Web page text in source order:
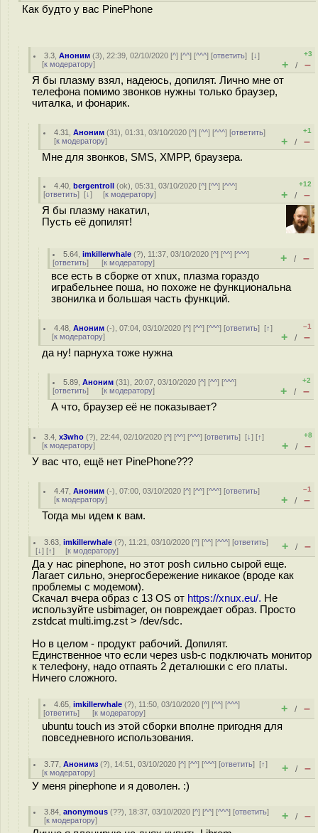
Как будто у вас PinePhone
3.3 ,Аноним (3), 22:39, 02/10/2020 [^] [^^] [^^^] [ответить][↓]
[к модератору]
+3
+ / –
Я бы плазму взял, надеюсь, допилят. Лично мне от
телефона помимо звонков нужны только браузер,
читалка, и фонарик.
4.31 ,Аноним (31), 01:31, 03/10/2020 [^] [^^] [^^^] [ответить]
[к модератору]
+1
+ / –
Мне для звонков, SMS, XMPP, браузера.
4.40 ,bergentroll (ok), 05:31, 03/10/2020 [^] [^^] [^^^]
[ответить] [↓] [к модератору]
+12
+ / –
Я бы плазму накатил,
Пусть её допилят!
5.64 ,imkillerwhale (?), 11:37, 03/10/2020 [^] [^^] [^^^]
[ответить] [к модератору] + / –
все есть в сборке от xnux, плазма гораздо
играбельнее поша, но похоже не функциональна
звонилка и большая часть функций.
4.48 ,Аноним (-), 07:04, 03/10/2020 [^] [^^] [^^^] [ответить][↑]
[к модератору]
–1
+ / –
да ну! парнуха тоже нужна
5.89 ,Аноним (31), 20:07, 03/10/2020 [^] [^^] [^^^]
[ответить] [к модератору]
+2
+ / –
А что, браузер её не показывает?
3.4 ,x3who (?), 22:44, 02/10/2020 [^] [^^] [^^^] [ответить][↓] [↑]
[к модератору]
+8
+ / –
У вас что, ещё нет PinePhone???
4.47 ,Аноним (-), 07:00, 03/10/2020 [^] [^^] [^^^] [ответить]
[к модератору]
–1
+ / –
Тогда мы идем к вам.
3.63 ,imkillerwhale (?), 11:21, 03/10/2020 [^] [^^] [^^^] [ответить]
[↓] [↑] [к модератору] + / –
Да у нас pinephone, но этот posh сильно сырой еще.
Лагает сильно, энергосбережение никакое (вроде как
проблемы с модемом).
Скачал вчера образ с 13 OS от https://xnux.eu/. Не
используйте usbimager, он повреждает образ. Просто
zstdcat multi.img.zst > /dev/sdc.
Но в целом - продукт рабочий. Допилят.
Единственное что если через usb-c подключать монитор
к телефону, надо отпаять 2 деталюшки с его платы.
Ничего сложного.
4.65 ,imkillerwhale (?), 11:50, 03/10/2020 [^] [^^] [^^^]
[ответить] [к модератору] + / –
ubuntu touch из этой сборки вполне пригодня для
повседневного использования.
3.77 ,Анонимз (?), 14:51, 03/10/2020 [^] [^^] [^^^] [ответить][↑]
[к модератору] + / –
У меня pinephone и я доволен. :)
3.84 ,anonymous (??), 18:37, 03/10/2020 [^] [^^] [^^^] [ответить]
[к модератору] + / –